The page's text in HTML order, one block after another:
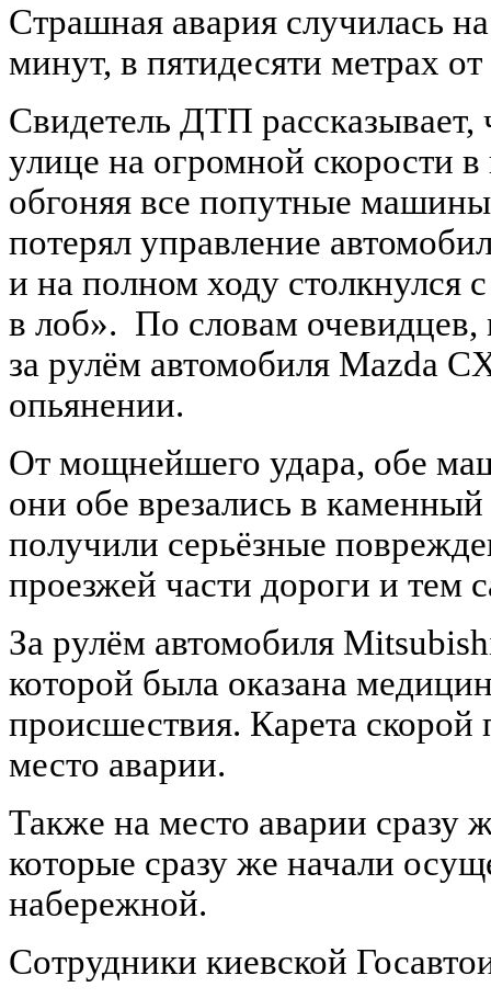
Страшная авария случилась
минут, в пятидесяти метрах от
Свидетель ДТП
улице на огромной скорости
обгоняя все попутные
потерял управление
и на полном ходу столкнулся
в лоб». По словам очевидцев,
за рулём автомобиля Mazda
опьянении.
От мощнейшего удара, обе
они обе врезались в
получили серьёзные
проезжей части дороги и
За рулём автомобиля
которой была оказана
происшествия. Карета
место аварии.
Также на место аварии сразу
которые сразу же начали
набережной.
Сотрудники киевской